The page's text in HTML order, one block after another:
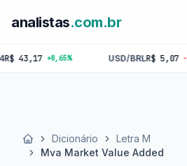
analistas.com.br
+0,65% USD/BRLR$ 5,07 -0,10%
Início Dicionário
Letra M
Mva Market Value Added